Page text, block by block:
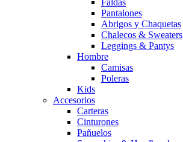
Faldas
Pantalones
Abrigos y Chaquetas
Chalecos & Sweaters
Leggings & Pantys
Hombre
Camisas
Poleras
Kids
Accesorios
Carteras
Cinturones
Pañuelos